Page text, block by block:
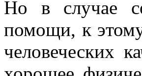
Но в случае
помощи, к
человеческих